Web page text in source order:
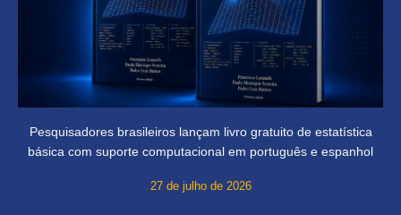
Pesquisadores brasileiros lançam livro gratuito de estatística
básica com suporte computacional em português e espanhol
27 de julho de 2026